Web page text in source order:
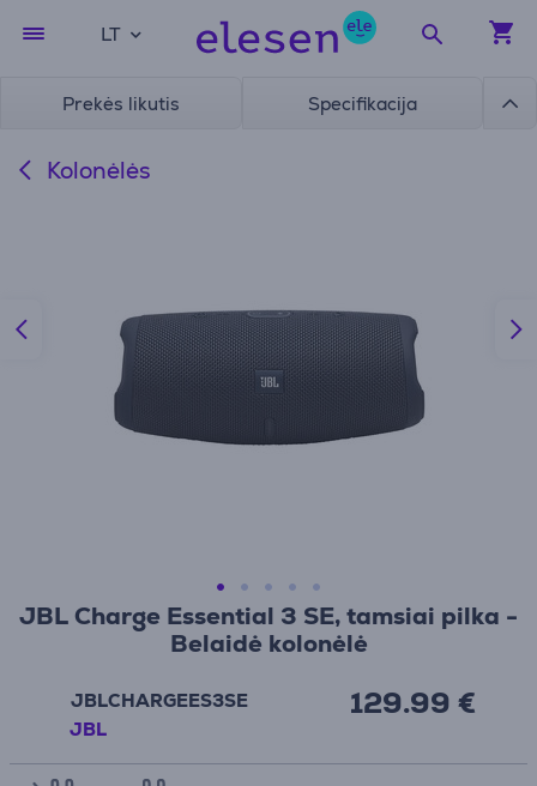
LT
Prekės likutis Specifikacija
Kolonėlės
JBL Charge Essential 3 SE, tamsiai pilka -
Belaidė kolonėlė
JBLCHARGEES3SE
JBL
129.99 €